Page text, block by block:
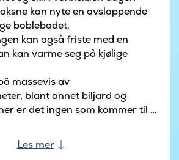
kan nyte en avslappende
boblebadet.
kan også friste med en
kan varme seg på kjølige
massevis av
blant annet biljard og
er det ingen som kommer til å
Les mer